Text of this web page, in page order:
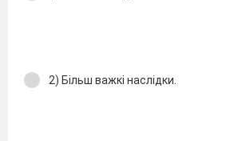
2) Більш важкі наслідки.